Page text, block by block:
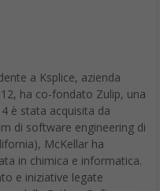
a Ksplice, azienda
ha co-fondato Zulip, una
è stata acquisita da
di software engineering di
McKellar ha
in chimica e informatica.
e iniziative legate
della Python Software
di programmazione